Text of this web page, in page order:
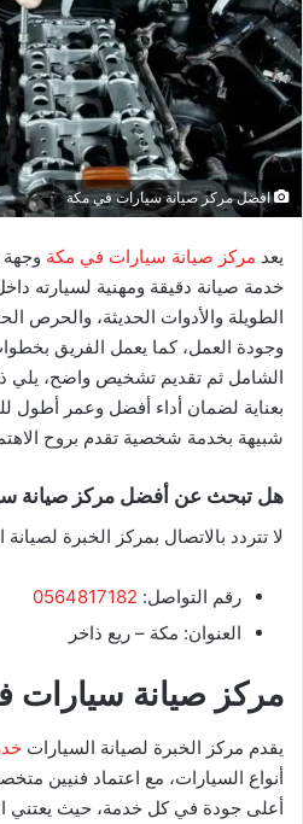
افضل مركز صيانة سيارات في مكة
يعد مركز صيانة سيارات في مكة
خدمة صيانة دقيقة ومهنية لسيارته
الطويلة والأدوات الحديثة، والحرص
وجودة العمل، كما يعمل الفريق
الشامل ثم تقديم تشخيص واضح، يلي
بعناية لضمان أداء أفضل وعمر أطول
شبيهة بخدمة شخصية تقدم بروح
هل تبحث عن أفضل مركز صيانة
لا تتردد بالاتصال بمركز الخبرة لصيانة
رقم التواصل: 0564817182
العنوان: مكة – ريع ذاخر
مركز صيانة سيارات
يقدم مركز الخبرة لصيانة السيارات
أنواع السيارات، مع اعتماد فنيين
أعلى جودة في كل خدمة، حيث يعتني